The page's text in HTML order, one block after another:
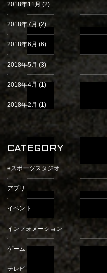
2018年11月(2)
2018年7月(2)
2018年6月(6)
2018年5月(3)
2018年4月(1)
2018年2月(1)
CATEGORY
eスポーツスタジオ
アプリ
イベント
インフォメーション
ゲーム
テレビ